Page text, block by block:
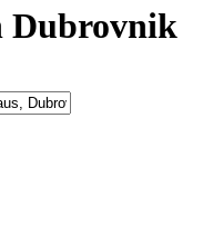
Dubrovnik